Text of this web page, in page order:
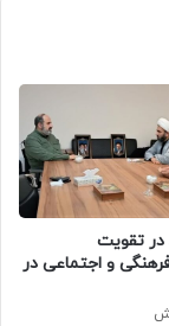
تقویت
و اجتماعی در